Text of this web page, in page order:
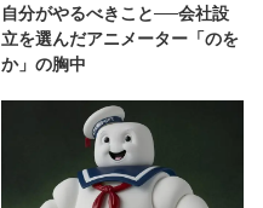
自分がやるべきこと──会社設
立を選んだアニメーター「のを
か」の胸中